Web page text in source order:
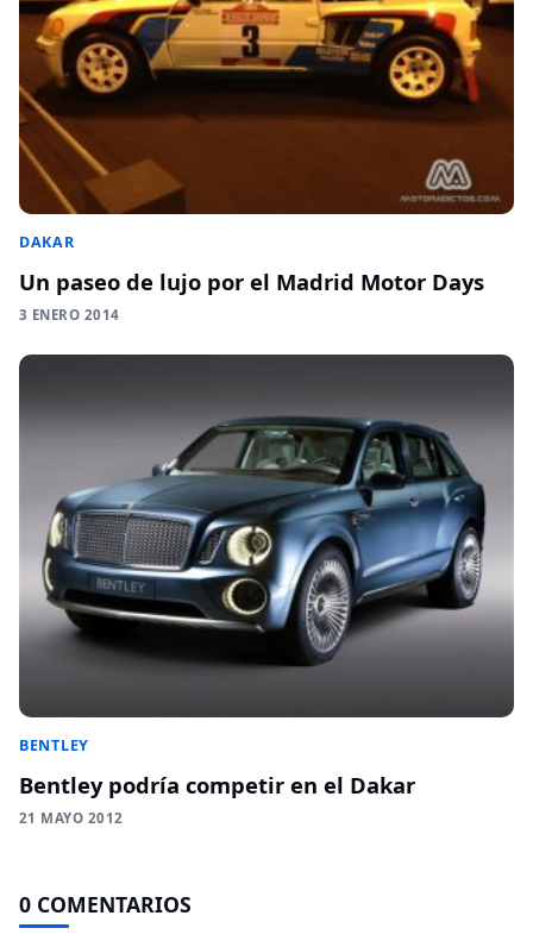
DAKAR
Un paseo de lujo por el Madrid Motor Days
3 ENERO 2014
BENTLEY
Bentley podría competir en el Dakar
21 MAYO 2012
0 COMENTARIOS